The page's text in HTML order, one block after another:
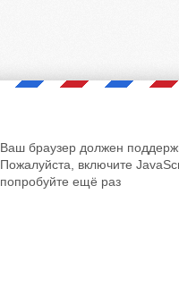
Ваш браузер должен
Пожалуйста, включите
попробуйте ещё раз